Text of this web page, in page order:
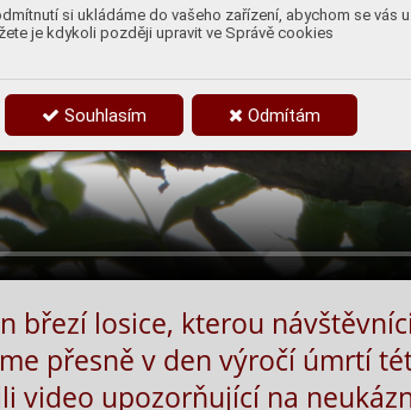
si ukládáme do vašeho zařízení, abychom se vás
je kdykoli později upravit ve Správě cookies
Souhlasím Odmítám
březí losice, kterou
přesně v den výročí úmrtí
video upozorňující na